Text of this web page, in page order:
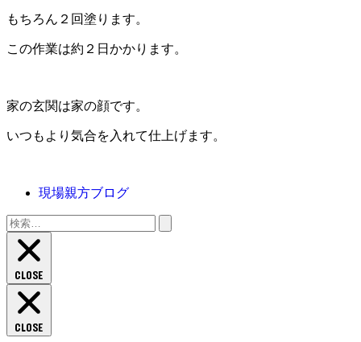
もちろん２回塗ります。
この作業は約２日かかります。
家の玄関は家の顔です。
いつもより気合を入れて仕上げます。
現場親方ブログ
検
索:
CLOSE
CLOSE